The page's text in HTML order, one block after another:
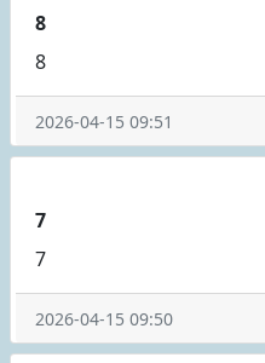
8
8
2026-04-15 09:51
7
7
2026-04-15 09:50